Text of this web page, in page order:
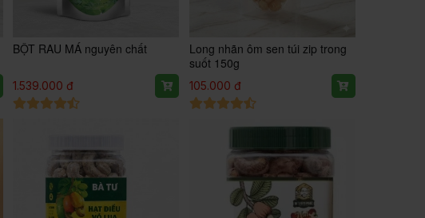
BỘT RAU MÁ nguyên chất
1.539.000 đ
Long nhãn ôm sen túi zip trong
suốt 150g
105.000 đ